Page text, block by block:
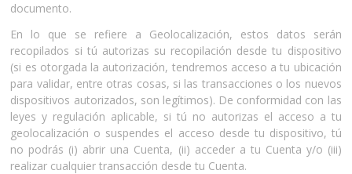
documento.
En lo que se refiere a Geolocalización, estos datos serán
recopilados si tú autorizas su recopilación desde tu dispositivo
(si es otorgada la autorización, tendremos acceso a tu ubicación
para validar, entre otras cosas, si las transacciones o los nuevos
dispositivos autorizados, son legítimos). De conformidad con las
leyes y regulación aplicable, si tú no autorizas el acceso a tu
geolocalización o suspendes el acceso desde tu dispositivo, tú
no podrás (i) abrir una Cuenta, (ii) acceder a tu Cuenta y/o (iii)
realizar cualquier transacción desde tu Cuenta.